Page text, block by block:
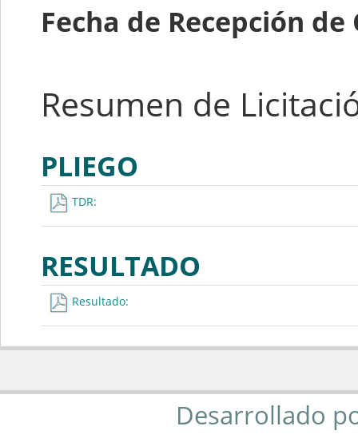
Fecha de Recepción
Resumen de
PLIEGO
TDR:
RESULTADO
Resultado:
Desarrollado